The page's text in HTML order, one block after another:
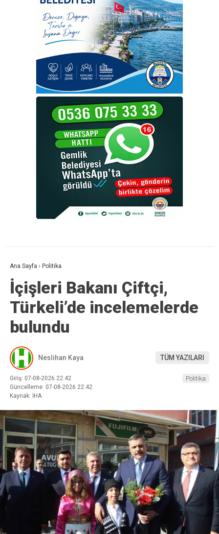
Ana Sayfa › Politika
İçişleri Bakanı Çiftçi,
Türkeli’de incelemelerde
bulundu
Neslihan Kaya TÜM YAZILARI
Giriş: 07-08-2026 22:42
Güncelleme: 07-08-2026 22:42
Kaynak: İHA
Politika